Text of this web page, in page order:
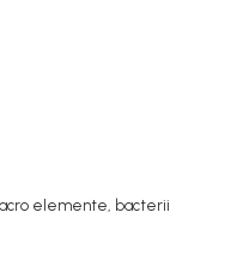
elemente, bacterii